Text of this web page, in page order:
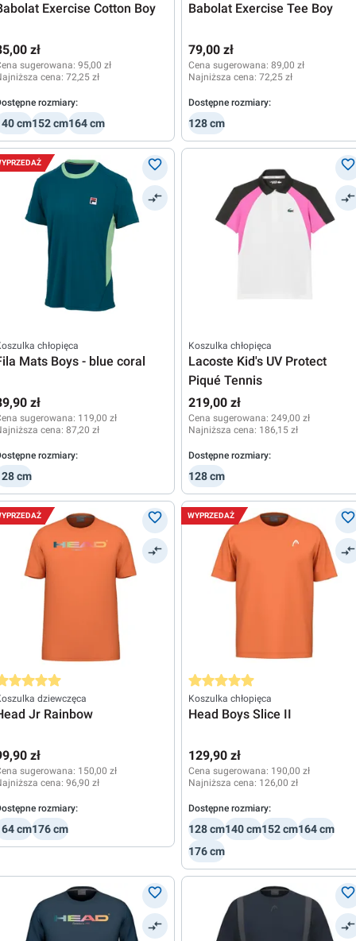
Exercise Cotton Boy
zł
sugerowana: 95,00 zł
cena: 72,25 zł
rozmiary:
cm152 cm164 cm
Babolat Exercise Tee Boy
79,00 zł
Cena sugerowana: 89,00 zł
Najniższa cena: 72,25 zł
Dostępne rozmiary:
128 cm
chłopięca
Mats Boys - blue coral
zł
sugerowana: 119,00 zł
cena: 87,20 zł
rozmiary:
cm
Koszulka chłopięca
Lacoste Kid's UV Protect
Piqué Tennis
219,00 zł
Cena sugerowana: 249,00 zł
Najniższa cena: 186,15 zł
Dostępne rozmiary:
128 cm
ocena 5 z 5 gwiazdek
dziewczęca
Jr Rainbow
zł
sugerowana: 150,00 zł
cena: 96,90 zł
rozmiary:
cm176 cm
WYPRZEDAŻ
Średnia ocena 5 z 5 gwiazdek
Koszulka chłopięca
Head Boys Slice II
129,90 zł
Cena sugerowana: 190,00 zł
Najniższa cena: 126,00 zł
Dostępne rozmiary:
128 cm140 cm152 cm164 cm
176 cm